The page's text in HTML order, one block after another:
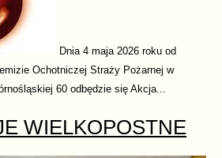
Dnia 4 maja 2026 roku od
Ochotniczej Straży Pożarnej w
60 odbędzie się Akcja...
WIELKOPOSTNE